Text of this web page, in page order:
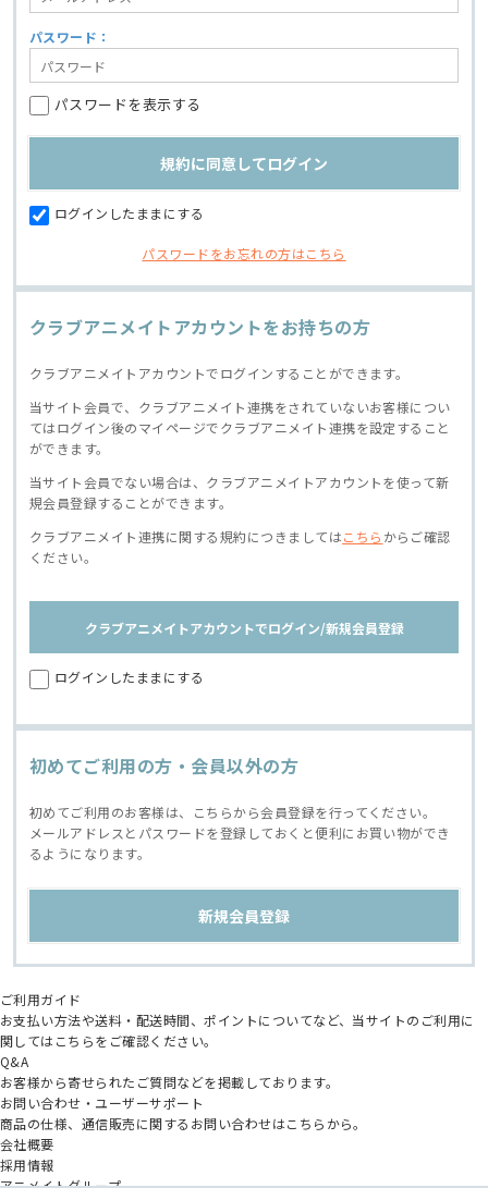
パスワード：
パスワードを表示する
ログインしたままにする
パスワードをお忘れの方はこちら
クラブアニメイトアカウントをお持ちの方
クラブアニメイトアカウントでログインすることができます。
当サイト会員で、クラブアニメイト連携をされていないお客様につい
てはログイン後のマイページでクラブアニメイト連携を設定すること
ができます。
当サイト会員でない場合は、クラブアニメイトアカウントを使って新
規会員登録することができます。
クラブアニメイト連携に関する規約につきましてはこちら からご確認
ください。
クラブアニメイトアカウントでログイン/新規会員登録
ログインしたままにする
初めてご利用の方・会員以外の方
初めてご利用のお客様は、こちらから会員登録を行ってください。
メールアドレスとパスワードを登録しておくと便利にお買い物ができ
るようになります。
ご利用ガイド
お支払い方法や送料・配送時間、ポイントについてなど、当サイトのご利用に
関してはこちらをご確認ください。
Q&A
お客様から寄せられたご質問などを掲載しております。
お問い合わせ・ユーザーサポート
商品の仕様、通信販売に関するお問い合わせはこちらから。
会社概要
採用情報